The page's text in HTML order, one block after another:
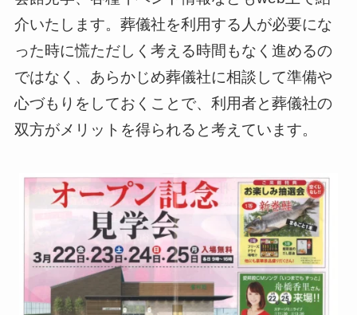
介いたします。葬儀社を利用する人が必要にな
った時に慌ただしく考える時間もなく進めるの
ではなく、あらかじめ葬儀社に相談して準備や
心づもりをしておくことで、利用者と葬儀社の
双方がメリットを得られると考えています。